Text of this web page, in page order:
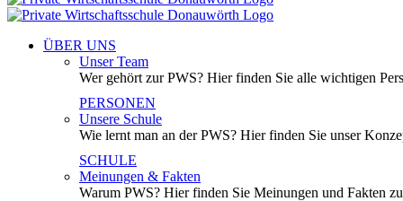
ÜBER UNS
Unser Team
Wer gehört zur PWS? Hier finden Sie alle wichtigen
PERSONEN
Unsere Schule
Wie lernt man an der PWS? Hier finden Sie unser
SCHULE
Meinungen & Fakten
Warum PWS? Hier finden Sie Meinungen und Fakten